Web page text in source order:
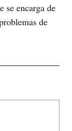
se encarga de
de